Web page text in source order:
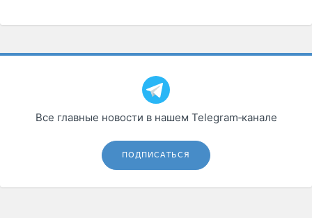
Все главные новости в нашем Telegram‑канале
ПОДПИСАТЬСЯ